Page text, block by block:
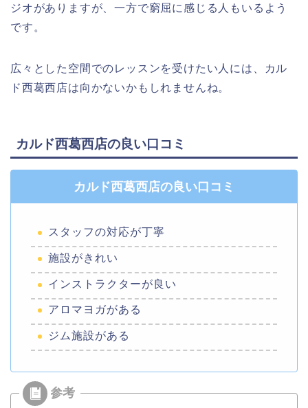
ジオがありますが、一方で窮屈に感じる人もいるよう
です。
広々とした空間でのレッスンを受けたい人には、カル
ド西葛西店は向かないかもしれませんね。
カルド西葛西店の良い口コミ
カルド西葛西店の良い口コミ
スタッフの対応が丁寧
施設がきれい
インストラクターが良い
アロマヨガがある
ジム施設がある